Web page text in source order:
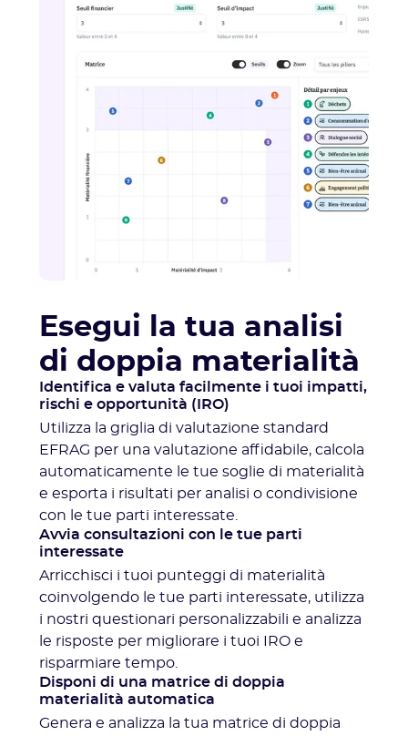
Esegui la tua analisi
di doppia materialità
Identifica e valuta facilmente i tuoi impatti,
rischi e opportunità (IRO)
Utilizza la griglia di valutazione standard
EFRAG per una valutazione affidabile, calcola
automaticamente le tue soglie di materialità
e esporta i risultati per analisi o condivisione
con le tue parti interessate.
Avvia consultazioni con le tue parti
interessate
Arricchisci i tuoi punteggi di materialità
coinvolgendo le tue parti interessate, utilizza
i nostri questionari personalizzabili e analizza
le risposte per migliorare i tuoi IRO e
risparmiare tempo.
Disponi di una matrice di doppia
materialità automatica
Genera e analizza la tua matrice di doppia